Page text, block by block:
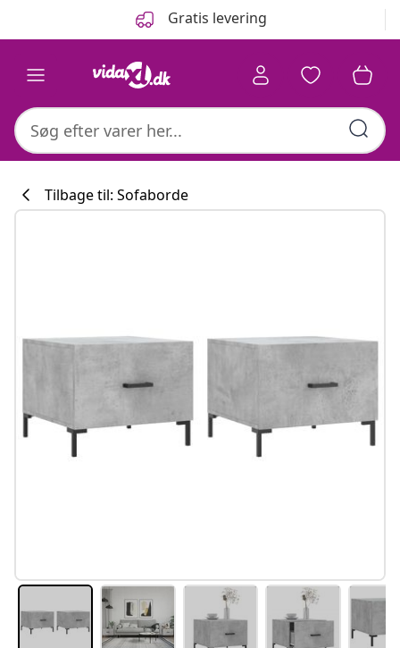
Gratis levering
#sharemevidaxl
Tilbage til: Sofaborde